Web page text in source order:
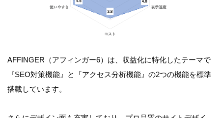
AFFINGER（アフィンガー6）は、収益化に特化したテーマで
『SEO対策機能』と『アクセス分析機能』の2つの機能を標準
搭載しています。